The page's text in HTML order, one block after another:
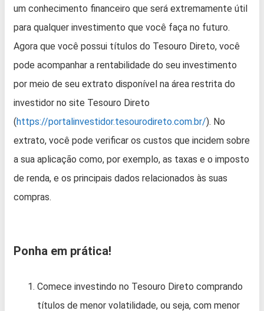
um conhecimento financeiro que será extremamente útil
para qualquer investimento que você faça no futuro.
Agora que você possui títulos do Tesouro Direto, você
pode acompanhar a rentabilidade do seu investimento
por meio de seu extrato disponível na área restrita do
investidor no site Tesouro Direto
(https://portalinvestidor.tesourodireto.com.br/). No
extrato, você pode verificar os custos que incidem sobre
a sua aplicação como, por exemplo, as taxas e o imposto
de renda, e os principais dados relacionados às suas
compras.
Ponha em prática!
Comece investindo no Tesouro Direto comprando
títulos de menor volatilidade, ou seja, com menor